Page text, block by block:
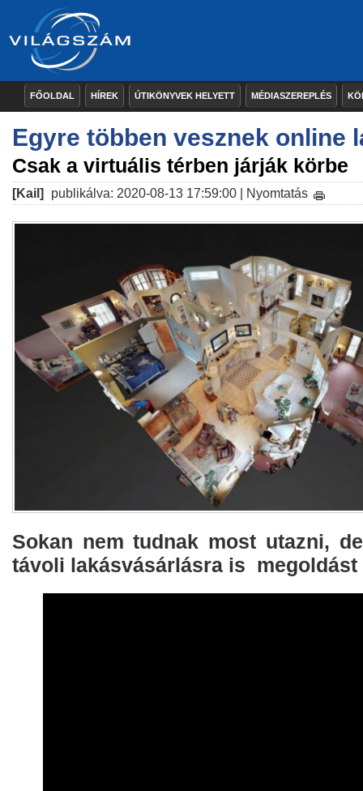
FŐOLDAL HÍREK ÚTIKÖNYVEK HELYETT MÉDIASZEREPLÉS
Egyre többen vesznek online
Csak a virtuális térben járják körbe
[Kail] publikálva: 2020-08-13 17:59:00 | Nyomtatás
Sokan nem tudnak most utazni,
távoli lakásvásárlásra is megoldást